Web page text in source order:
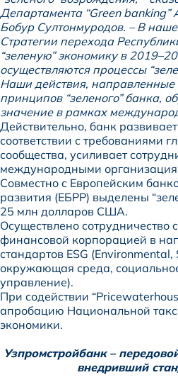
Департамента “Green banking”
Бобур Султонмуродов. – В
Стратегии перехода
“зеленую” экономику в
осуществляются процессы
Наши действия,
принципов “зеленого” банка,
значение в рамках
Действительно, банк
соответствии с требованиями
сообщества, усиливает
международными
Совместно с Европейским
развития (ЕБРР) выделены
25 млн долларов США.
Осуществлено
финансовой корпорацией в
стандартов ESG
окружающая среда,
управление).
При содействии
апробацию Национальной
экономики.
Узпромстройбанк –
внедривший